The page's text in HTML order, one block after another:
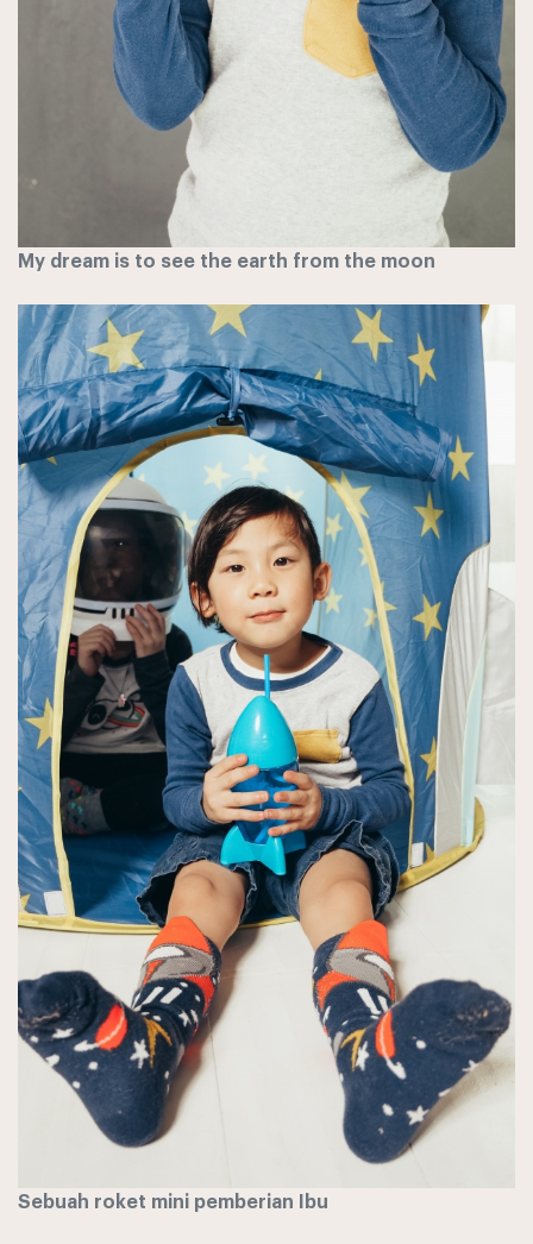
My dream is to see the earth from the moon
Sebuah roket mini pemberian Ibu